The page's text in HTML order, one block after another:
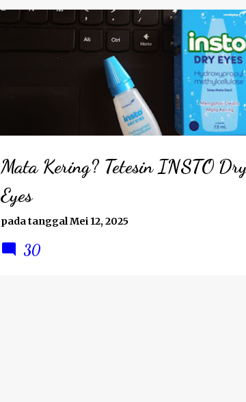
Mata Kering? Tetesin INSTO
Eyes
pada tanggalMei 12, 2025
30